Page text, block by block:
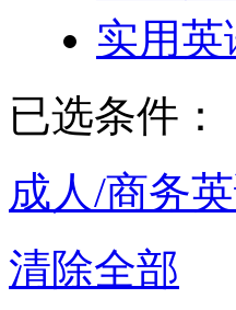
实用英
已选条件：
成人/商务
清除全部